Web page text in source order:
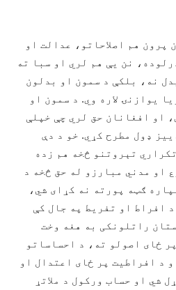
پرون هم اصلاحاتو، عدالت او
نن يې هم لري او سبا ته
نه، بلکې د سمون او بدلون
يوازنۍ لاره وي. د سمون او
او افغانان حق لري چې خپلې
ډول مطرح کړي. خو د دې
تېروتنو څخه هم زده
او مدني مبارزو له حق څخه د
ګټه پورته نه کړاى شي،
افراط او تفریط په جال کې
راتلونکی به هغه وخت
ځای اصولو ته، د احساساتو
د افراطیت پر ځای اعتدال او
شي او حساب ورکول د ملاتړ